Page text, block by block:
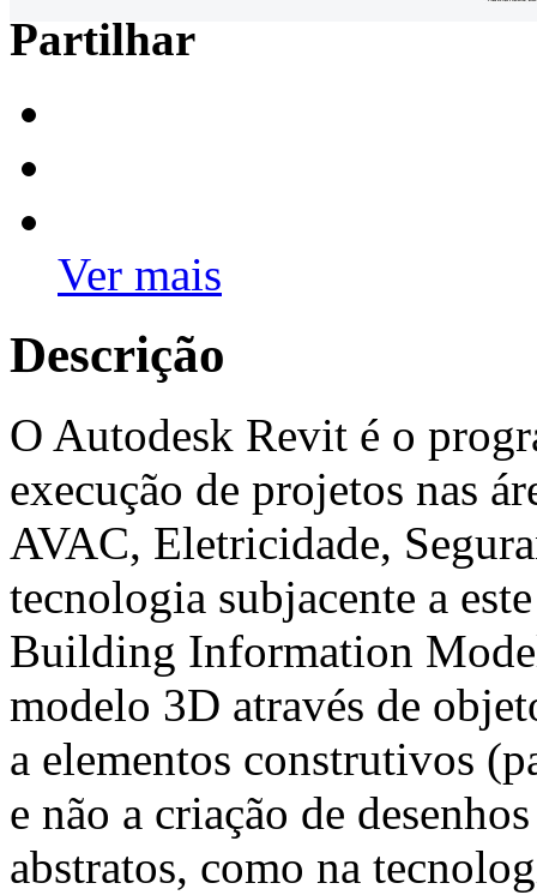
Partilhar
Ver mais
Descrição
O Autodesk Revit é o
execução de projetos nas
AVAC, Eletricidade,
tecnologia subjacente a
Building Information
modelo 3D através de
a elementos construtivos
e não a criação de
abstratos, como na